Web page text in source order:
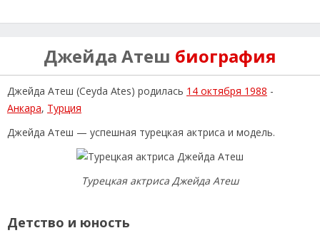
Джейда Атеш биография
Джейда Атеш (Ceyda Ates) родилась 14 октября 1988 -
Анкара, Турция
Джейда Атеш — успешная турецкая актриса и модель.
Турецкая актриса Джейда Атеш
Детство и юность